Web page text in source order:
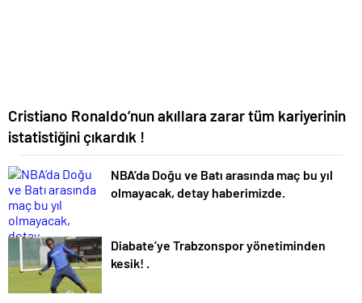
Cristiano Ronaldo’nun akıllara zarar tüm kariyerinin
istatistiğini çıkardık !
NBA’da Doğu ve Batı arasında maç bu yıl
olmayacak, detay haberimizde.
Diabate’ye Trabzonspor yönetiminden
kesik! .